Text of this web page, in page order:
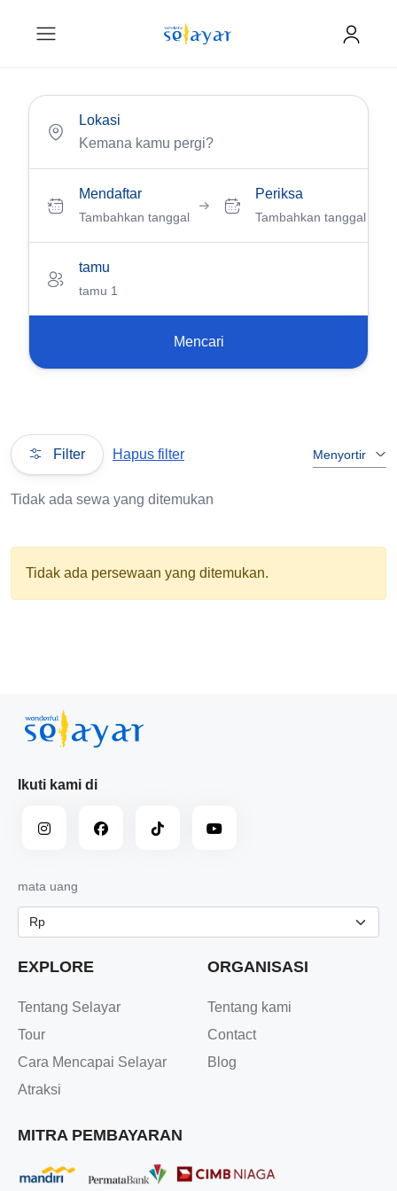
Lokasi
Mendaftar
Tambahkan tanggal
Periksa
Tambahkan tanggal
tamu
tamu 1
Mencari
Filter Hapus filter Menyortir
Tidak ada sewa yang ditemukan
Tidak ada persewaan yang ditemukan.
Ikuti kami di
mata uang
EXPLORE
Tentang Selayar
Tour
Cara Mencapai Selayar
Atraksi
ORGANISASI
Tentang kami
Contact
Blog
MITRA PEMBAYARAN